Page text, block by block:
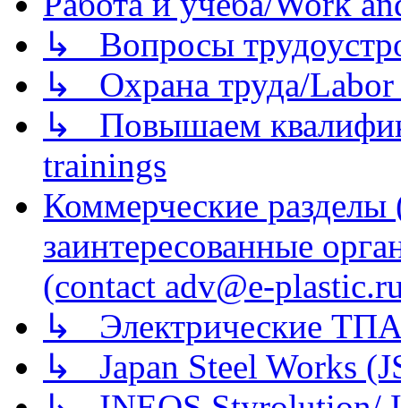
↳ Вопросы
↳ Охрана труда/Labor
↳ Повышаем
trainings
Коммерческие
заинтересованные
(contact adv@e-
↳ Электрические
↳ Japan Steel Works